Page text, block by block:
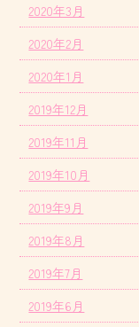
2020年3月
2020年2月
2020年1月
2019年12月
2019年11月
2019年10月
2019年9月
2019年8月
2019年7月
2019年6月